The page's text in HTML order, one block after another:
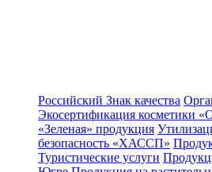
Российский Знак качества
Экосертификация косметики
«Зеленая» продукция
безопасность «ХАССП»
Туристические услуги